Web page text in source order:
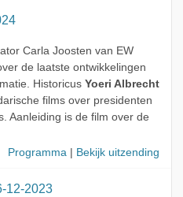
Carla Joosten van EW
de laatste ontwikkelingen
Historicus Yoeri Albrecht
films over presidenten
Aanleiding is de film over de
Programma
Bekijk uitzending
12-2023